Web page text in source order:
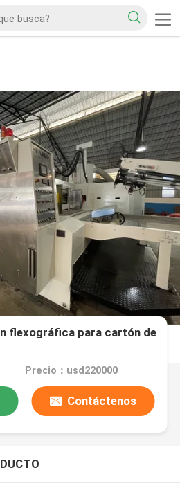
flexográfica para cartón de
Precio：usd220000
Contáctenos